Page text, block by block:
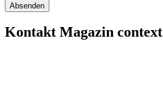
Kontakt Magazin context